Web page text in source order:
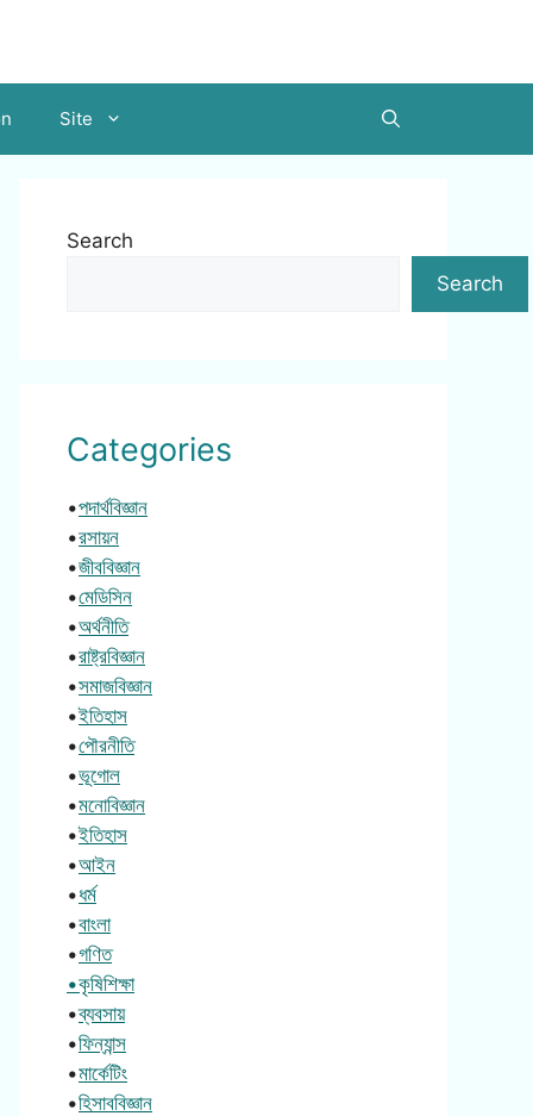
Site
Search
Search
Categories
•পদার্থবিজ্ঞান
•রসায়ন
•জীববিজ্ঞান
•মেডিসিন
•অর্থনীতি
•রাষ্ট্রবিজ্ঞান
•সমাজবিজ্ঞান
•ইতিহাস
•পৌরনীতি
•ভূগোল
•মনোবিজ্ঞান
•ইতিহাস
•আইন
•ধর্ম
•বাংলা
•গণিত
•কৃষিশিক্ষা
•ব্যবসায়
•ফিন্যান্স
•মার্কেটিং
•হিসাববিজ্ঞান